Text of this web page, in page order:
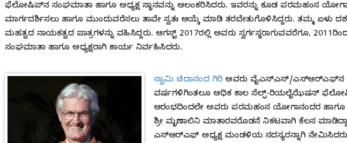
ಫೆಲೋಷಿಪ್‌ನ ಸಂಘಮಾತಾ ಹಾಗೂ ಅಧ್ಯಕ್ಷ ಸ್ಥಾನವನ್ನು ಅಲಂಕರಿಸಿದರು. ಇವರನ್ನು ಕೂಡ ಪರಮಹಂಸ
ಮಾರ್ಗದರ್ಶಿಸಲು ಹಾಗೂ ಮುಂದುವರೆಸಲು ತಾವೇ ಸ್ವತಃ ಆಯ್ಕೆ ಮಾಡಿ ತರಬೇತುಗೊಳಿಸಿದ್ದರು. ತಮ್ಮ
ಮಹತ್ವದ ನಾಯಕತ್ವದ ಪಾತ್ರಗಳನ್ನು ವಹಿಸಿದ್ದರು. ಆಗಸ್ಟ್‌ 2017ರಲ್ಲಿ ಅವರು ಸ್ವರ್ಗಸ್ಥರಾಗುವವರೆಗೂ,
ಸಂಘಮಾತಾ ಹಾಗೂ ಅಧ್ಯಕ್ಷರಾಗಿ ಕಾರ್ಯ ನಿರ್ವಹಿಸಿದರು.
ಸ್ವಾಮಿ ಚಿದಾನಂದ ಗಿರಿ ಅವರು ವೈಎಸ್‌ಎಸ್‌/ಎಸ್‌ಆರ್‌ಎಫ್‌ನ
ವರ್ಷಗಳಿಗಿಂತಲೂ ಅಧಿಕ ಕಾಲ ಸೆಲ್ಫ್‌-ರಿಯಲೈಝೆಷನ್‌
ಆರಂಭದಿಂದಲೇ ಅವರು ಪರಮಹಂಸ ಯೋಗಾನಂದರ
ಶ್ರೀ ಮೃಣಾಲಿನಿ ಮಾತಾರವರೊಡನೆ ನಿಕಟವಾಗಿ ಕೆಲಸ
ಎಸ್‌ಆರ್‌ಎಫ್‌ ಅಧ್ಯಕ್ಷ ಮಂಡಳಿಯ ಸದಸ್ಯರನ್ನಾಗಿ ನೇಮಿಸಿದರು.